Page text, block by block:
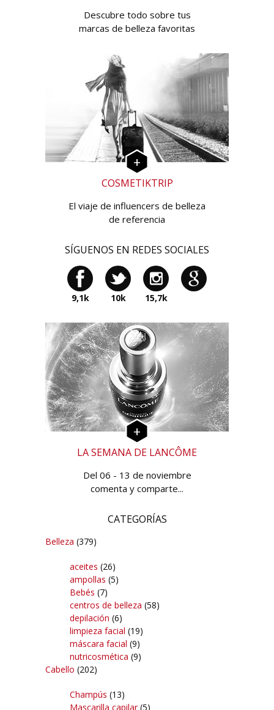
Descubre todo sobre tus
marcas de belleza favoritas
COSMETIKTRIP
El viaje de influencers de belleza
de referencia
SÍGUENOS EN REDES SOCIALES
9,1k 10k 15,7k
LA SEMANA DE LANCÔME
Del 06 - 13 de noviembre
comenta y comparte...
CATEGORÍAS
Belleza (379)
aceites (26)
ampollas (5)
Bebés (7)
centros de belleza (58)
depilación (6)
limpieza facial (19)
máscara facial (9)
nutricosmética (9)
Cabello (202)
Champús (13)
Mascarilla capilar(5)